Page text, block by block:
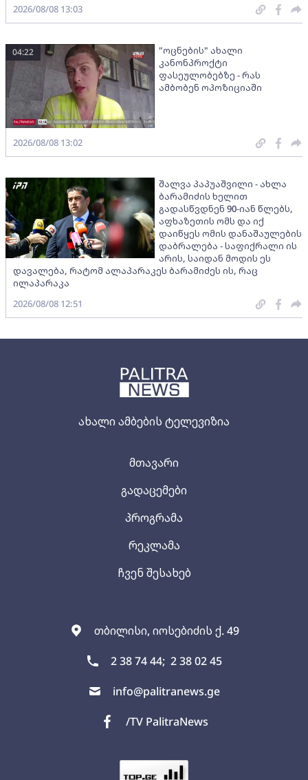
ახალი ამბების ტელევიზია
თბილისი, იოსებიძის ქ. 49
2 38 74 44; 2 38 02 45
info@palitranews.ge
/TV PalitraNews
მთავარი
გადაცემები
პროგრამა
რეკლამა
ჩვენ შესახებ
2026/08/08 13:03
"ოცნების" ახალი
კანონპროქტი
ფასეულობებზე - რას
ამბობენ ოპოზიციაში
04:22
2026/08/08 13:02
შალვა პაპუაშვილი - ახლა
ბარამიძის ხელით
გადასწვდნენ 90-იან წლებს,
აფხაზეთის ომს და იქ
დაიწყეს ომის დანაშაულების
დაბრალება - საფიქრალი ის
არის, საიდან მოდის ეს
დავალება, რატომ ალაპარაკეს ბარამიძეს ის, რაც
ილაპარაკა
2026/08/08 12:51